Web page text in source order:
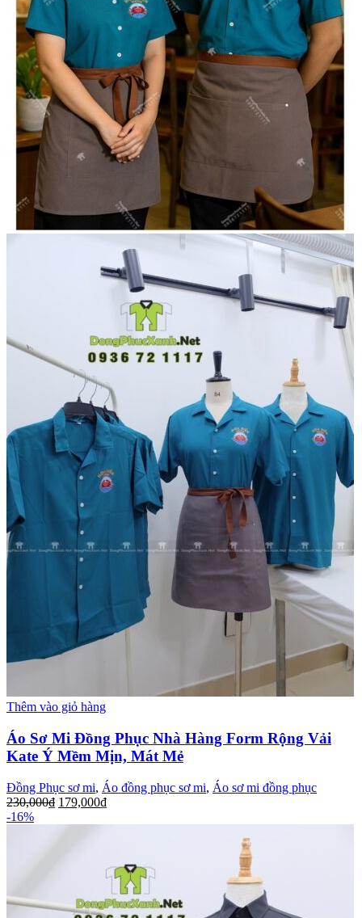
Thêm vào giỏ hàng
Áo Sơ Mi Đồng Phục Nhà Hàng Form Rộng Vải
Kate Ý Mềm Mịn, Mát Mẻ
Đồng Phục sơ mi, Áo đồng phục sơ mi, Áo sơ mi đồng phục
230,000₫ 179,000₫
-16%